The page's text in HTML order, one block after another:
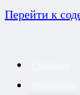
Перейти к